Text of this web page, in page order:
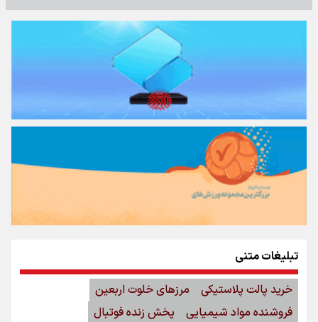
تبلیغات متنی
خرید پالت پلاستیکی
مرزهای خلوت اربعین
فروشنده مواد شیمیایی
پخش زنده فوتبال